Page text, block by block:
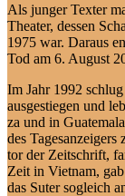
Als jun­ger Tex­ter
Thea­ter, des­sen
1975 war. Dar­aus
Tod am 6. Au­gust
Im Jahr 1992
aus­ge­stie­gen und
za und in
des
tor der Zeit­schrift,
Zeit in Viet­nam,
das Su­ter so­gleich